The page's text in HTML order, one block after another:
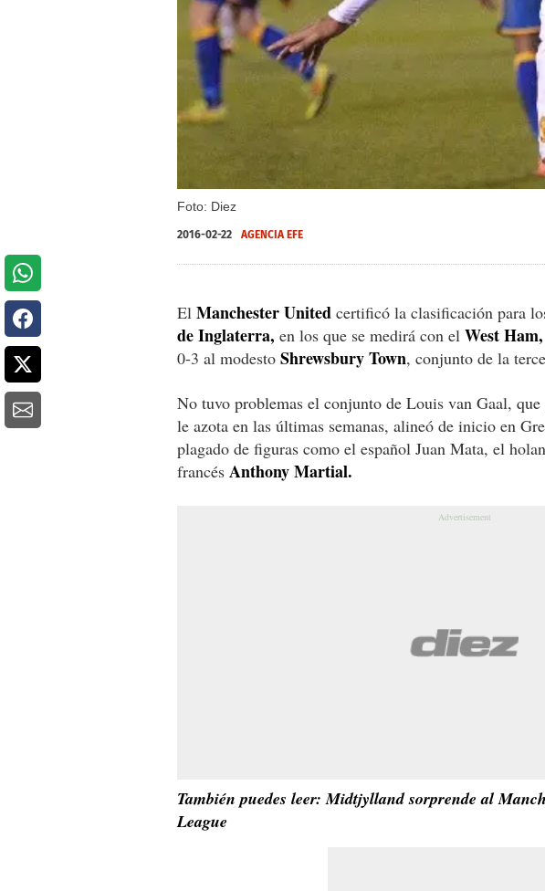
Foto: Diez
2016-02-22 AGENCIA EFE
El Manchester United certificó la clasificación para
de Inglaterra, en los que se medirá con el West Ham,
0-3 al modesto Shrewsbury Town, conjunto de la
No tuvo problemas el conjunto de Louis van Gaal, que
le azota en las últimas semanas, alineó de inicio en
plagado de figuras como el español Juan Mata, el
francés Anthony Martial.
También puedes leer: Midtjylland sorprende al
League